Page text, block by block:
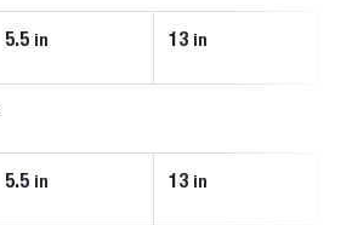
5.5 in 13 in
5.5 in 13 in